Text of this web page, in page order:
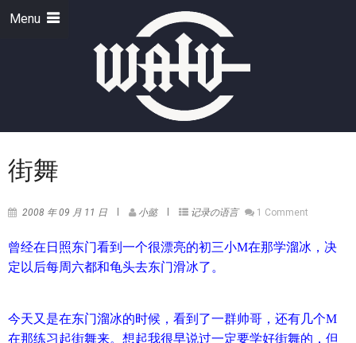
Menu
街舞
2008 年 09 月 11 日 小懿 记录の语言 1 Comment
曾经在日照东门看到一个很漂亮的初三小M在那学溜冰，决
定以后每周六都和龟头去东门滑冰了。
今天又是在东门溜冰的时候，看到了一群帅哥，还有几个M
在那练习起街舞来。想起我很早说过一定要学好街舞的，但